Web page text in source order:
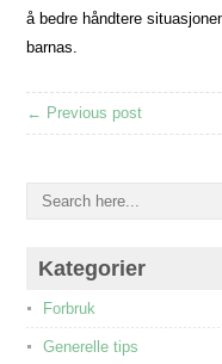
å bedre håndtere
barnas.
← Previous post
Kategorier
Forbruk
Generelle tips